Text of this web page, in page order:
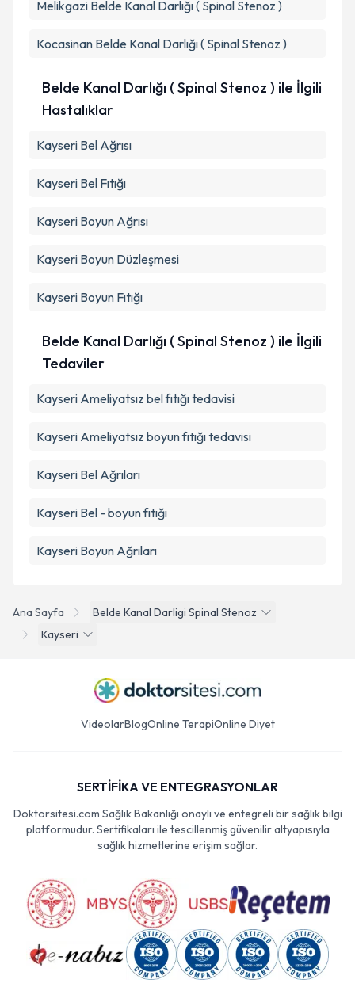
Metni'ni okudum ve kişisel verilerimin belirtilen
Ana Sayfa
Belde Kanal Darligi Spinal Stenoz
Kayseri
Melikgazi Belde Kanal Darlığı ( Spinal Stenoz )
Kocasinan Belde Kanal Darlığı ( Spinal Stenoz )
Belde Kanal Darlığı ( Spinal Stenoz ) ile İlgili
Hastalıklar
Kayseri Bel Ağrısı
Kayseri Bel Fıtığı
Kayseri Boyun Ağrısı
Kayseri Boyun Düzleşmesi
Kayseri Boyun Fıtığı
Belde Kanal Darlığı ( Spinal Stenoz ) ile İlgili
Tedaviler
Kayseri Ameliyatsız bel fıtığı tedavisi
Kayseri Ameliyatsız boyun fıtığı tedavisi
Kayseri Bel Ağrıları
Kayseri Bel - boyun fıtığı
Kayseri Boyun Ağrıları
VideolarBlogOnline TerapiOnline Diyet
SERTİFİKA VE ENTEGRASYONLAR
Doktorsitesi.com Sağlık Bakanlığı onaylı ve entegreli bir sağlık bilgi
platformudur. Sertifikaları ile tescillenmiş güvenilir altyapısıyla
sağlık hizmetlerine erişim sağlar.